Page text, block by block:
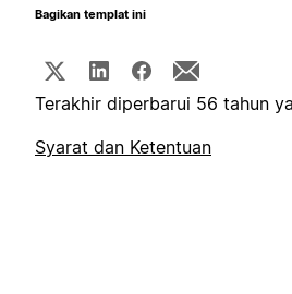
Bagikan templat ini
Terakhir diperbarui 56 tahun
Syarat dan Ketentuan